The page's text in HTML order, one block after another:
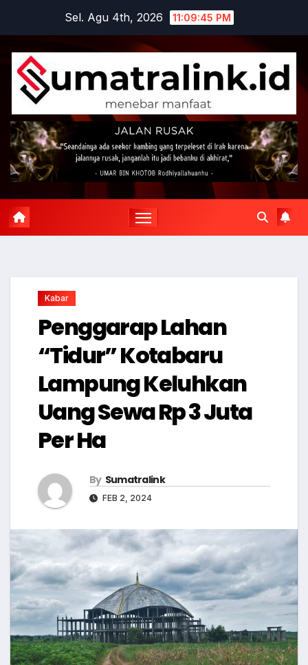
content
Sel. Agu 4th, 2026 11:09:46 PM
Kabar
Penggarap Lahan
“Tidur” Kotabaru
Lampung Keluhkan
Uang Sewa Rp 3 Juta
Per Ha
By Sumatralink
FEB 2, 2024